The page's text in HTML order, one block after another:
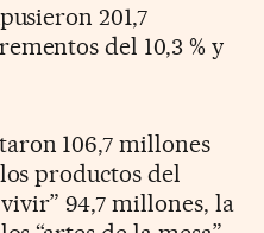
201,7
del 10,3 % y
106,7 millones
productos del
94,7 millones, la